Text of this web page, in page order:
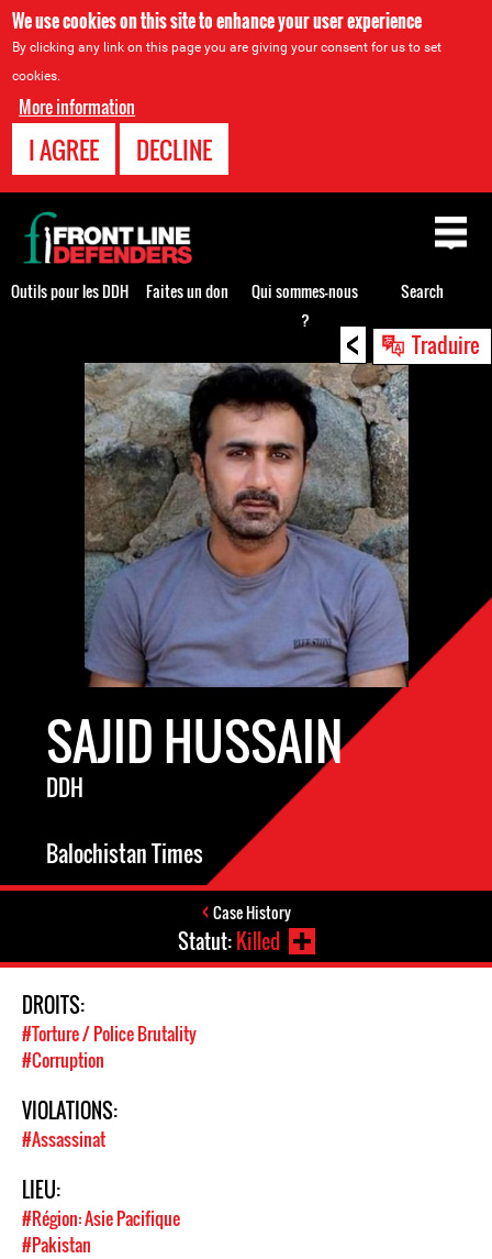
We use cookies on this site to enhance your user experience
By clicking any link on this page you are giving your consent for us to set
cookies.
More information
I AGREE DECLINE
< Traduire
SAJID HUSSAIN
DDH
Balochistan Times
Case History
Statut:Killed
DROITS:
#Torture / Police Brutality
#Corruption
VIOLATIONS:
#Assassinat
LIEU:
#Région: Asie Pacifique
#Pakistan
Back
to
top
Outils pour les DDH Faites un don
Qui sommes-nous
?
Search